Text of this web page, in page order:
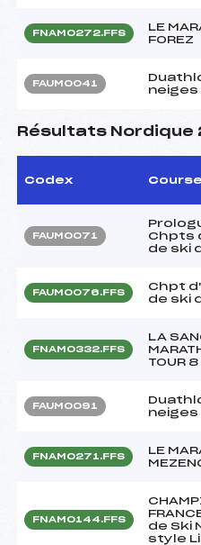
FNAM0272.FFS
LE
FOREZ
FAUM0041
neiges
Résultats Nordique
Codex Course
FAUM0071
Chpts
de ski
FAUM0076.FFS
Chpt
de ski
FNAM0332.FFS
LA
TOUR 8
FAUM0091
neiges
FNAM0271.FFS
LE
FNAM0144.FFS
de Ski
style